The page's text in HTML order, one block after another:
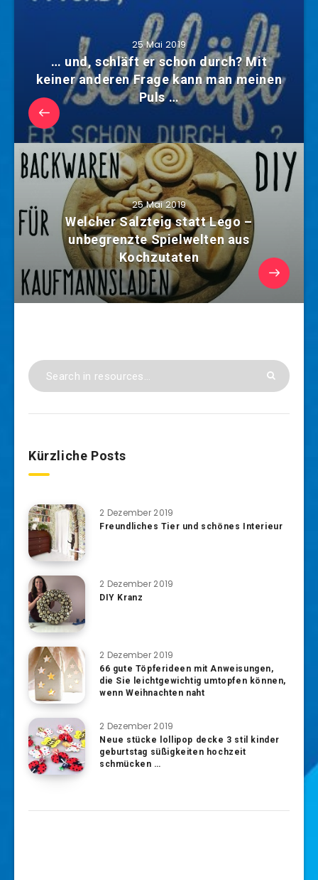
25 Mai 2019
… und, schläft er schon durch? Mit
keiner anderen Frage kann man meinen
Puls …
25 Mai 2019
Welcher Salzteig statt Lego –
unbegrenzte Spielwelten aus
Kochzutaten
Kürzliche Posts
2 Dezember 2019
Freundliches Tier und schönes Interieur
2 Dezember 2019
DIY Kranz
2 Dezember 2019
66 gute Töpferideen mit Anweisungen,
die Sie leichtgewichtig umtopfen können,
wenn Weihnachten naht
2 Dezember 2019
Neue stücke lollipop decke 3 stil kinder
geburtstag süßigkeiten hochzeit
schmücken …